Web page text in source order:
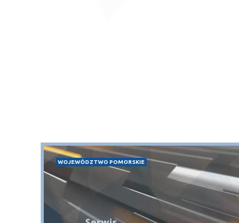
WOJEWÓDZTWO POMORSKIE